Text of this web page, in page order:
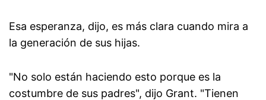
Esa esperanza, dijo, es más clara cuando mira a
la generación de sus hijas.
"No solo están haciendo esto porque es la
costumbre de sus padres", dijo Grant. "Tienen